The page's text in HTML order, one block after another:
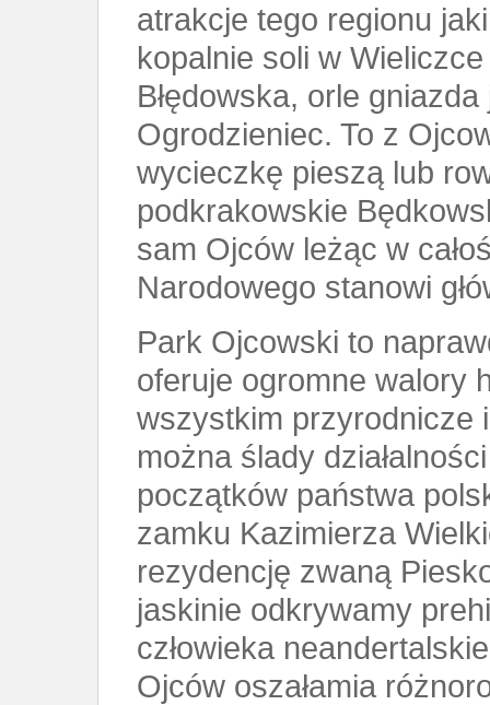
atrakcje tego regionu
kopalnie soli w
Błędowska, orle
Ogrodzieniec. To z
wycieczkę pieszą lub
podkrakowskie
sam Ojców leżąc w
Narodowego stanowi
Park Ojcowski to
oferuje ogromne walory
wszystkim przyrodnicze
można ślady
początków państwa
zamku Kazimierza
rezydencję zwaną
jaskinie odkrywamy
człowieka
Ojców oszałamia